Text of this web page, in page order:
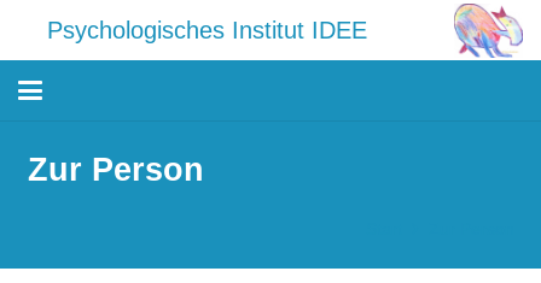
Psychologisches Institut IDEE
Zur Person